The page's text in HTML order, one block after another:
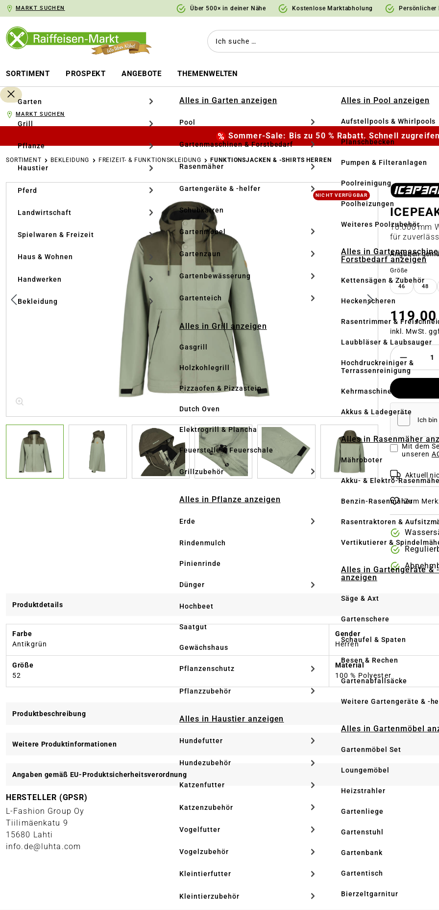
Zur Hauptnavigation springen
MARKT SUCHEN Über 500× in deiner Nähe Kostenlose Marktabholung Persönlicher
SORTIMENT PROSPEKT ANGEBOTE THEMENWELTEN
Garten
Grill
Pflanze
Haustier
Pferd
Landwirtschaft
Spielwaren & Freizeit
Haus & Wohnen
Handwerken
Bekleidung
Alles in Garten anzeigen
Pool
Gartenmaschinen & Forstbedarf
Rasenmäher
Gartengeräte & -helfer
Schubkarren
Gartenmöbel
Gartenzaun
Gartenbewässerung
Gartenteich
Alles in Grill anzeigen
Gasgrill
Holzkohlegrill
Pizzaofen & Pizzastein
Dutch Oven
Elektrogrill & Plancha
Feuerstelle & Feuerschale
Grillzubehör
Alles in Pflanze anzeigen
Erde
Rindenmulch
Pinienrinde
Dünger
Hochbeet
Saatgut
Gewächshaus
Pflanzenschutz
Pflanzzubehör
Alles in Haustier anzeigen
Hundefutter
Hundezubehör
Katzenfutter
Katzenzubehör
Vogelfutter
Vogelzubehör
Kleintierfutter
Kleintierzubehör
Alles in Pool anzeigen
Aufstellpools & Whirlpools
Planschbecken
Pumpen & Filteranlagen
Poolreinigung
Poolheizungen
Weiteres Poolzubehör
Alles in
Forstbedarf anzeigen
Kettensägen & Zubehör
Heckenscheren
Rasentrimmer &
Laubbläser & Laubsauger
Hochdruckreiniger &
Terrassenreinigung
Kehrmaschinen
Akkus & Ladegeräte
Alles in Rasenmäher
Mähroboter
Akku- & Elektro-
Benzin-Rasenmäher
Rasentraktoren &
Vertikutierer &
Alles in Gartengeräte &
anzeigen
Säge & Axt
Gartenschere
Schaufel & Spaten
Besen & Rechen
Gartenabfallsäcke
Weitere Gartengeräte & -
Alles in Gartenmöbel
Gartenmöbel Set
Loungemöbel
Heizstrahler
Gartenliege
Gartenstuhl
Gartenbank
Gartentisch
Bierzeltgarnitur
MARKT SUCHEN
Sommer-Sale: Bis zu 50 % Rabatt. Schnell
SORTIMENT BEKLEIDUNG FREIZEIT- & FUNKTIONSKLEIDUNG FUNKTIONSJACKEN & -SHIRTS HERREN
Bildergalerie überspringen
NICHT VERFÜGBAR
10.000 mm
für
Angaben
Größe
46 48
inkl. MwSt.
Mit dem
unseren
Aktuell
Zum
Produktdetails
Farbe
Antikgrün
Gender
Herren
Größe
52
Material
100 % Polyester
Produktbeschreibung
Weitere Produktinformationen
Angaben gemäß EU-Produktsicherheitsverordnung
HERSTELLER (GPSR)
L-Fashion Group Oy
Tiilimäenkatu 9
15680 Lahti
info.de@luhta.com